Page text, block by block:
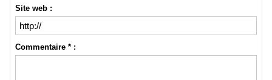
Site web :
Commentaire * :